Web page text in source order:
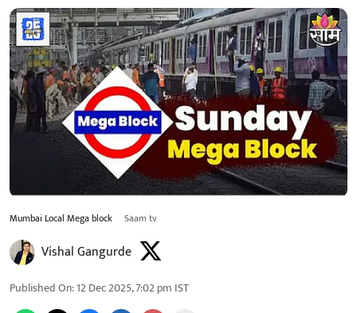
Mumbai Local Mega block Saam tv
Vishal Gangurde
Published On:12 Dec 2025, 7:02 pm IST